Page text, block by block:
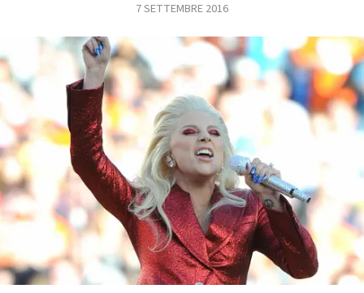
CONCORSI
EVENTI
VIDEO
TV
PRINCIPATO
MONACO
7 SETTEMBRE 2016